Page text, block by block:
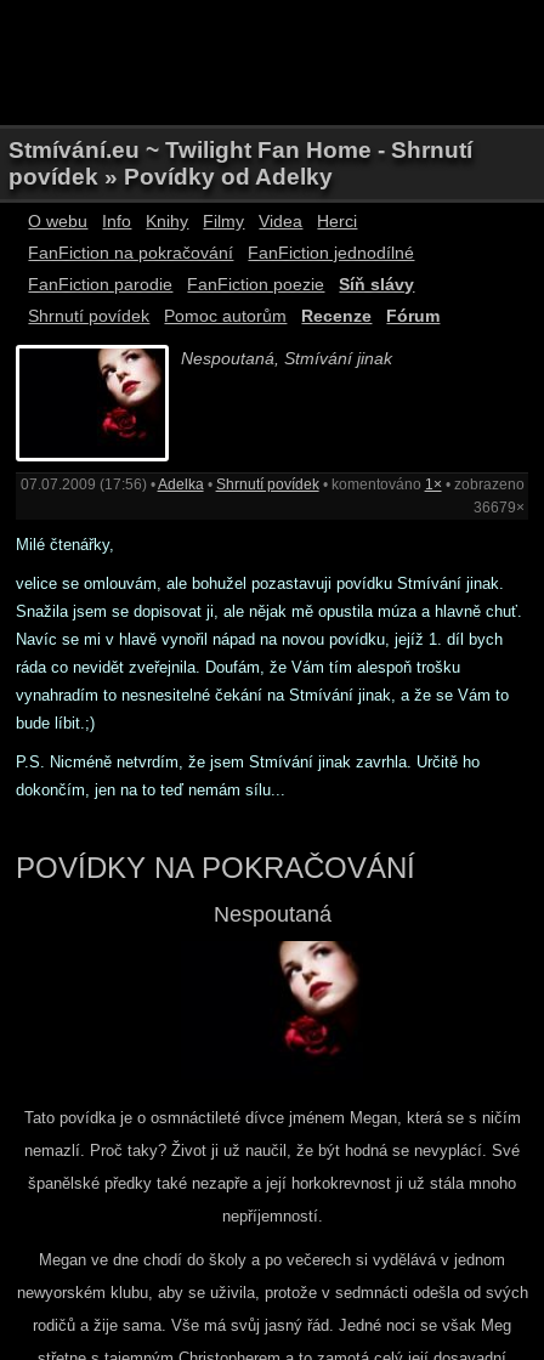
Stmívání.eu ~ Twilight Fan Home - Shrnutí
povídek » Povídky od Adelky
O webu Info Knihy Filmy Videa
Herci
FanFiction na pokračování
FanFiction jednodílné
FanFiction parodie
FanFiction poezie
Síň slávy
Shrnutí povídek
Pomoc autorům Recenze Fórum
Nespoutaná, Stmívání jinak
07.07.2009 (17:56) •Adelka• Shrnutí povídek• komentováno 1× • zobrazeno
36679×
Milé čtenářky,
velice se omlouvám, ale bohužel pozastavuji povídku Stmívání jinak.
Snažila jsem se dopisovat ji, ale nějak mě opustila múza a hlavně chuť.
Navíc se mi v hlavě vynořil nápad na novou povídku, jejíž 1. díl bych
ráda co nevidět zveřejnila. Doufám, že Vám tím alespoň trošku
vynahradím to nesnesitelné čekání na Stmívání jinak, a že se Vám to
bude líbit.;)
P.S. Nicméně netvrdím, že jsem Stmívání jinak zavrhla. Určitě ho
dokončím, jen na to teď nemám sílu...
POVÍDKY NA POKRAČOVÁNÍ
Nespoutaná
Tato povídka je o osmnáctileté dívce jménem Megan, která se s ničím
nemazlí. Proč taky? Život ji už naučil, že být hodná se nevyplácí. Své
španělské předky také nezapře a její horkokrevnost ji už stála mnoho
nepříjemností.
Megan ve dne chodí do školy a po večerech si vydělává v jednom
newyorském klubu, aby se uživila, protože v sedmnácti odešla od svých
rodičů a žije sama. Vše má svůj jasný řád. Jedné noci se však Meg